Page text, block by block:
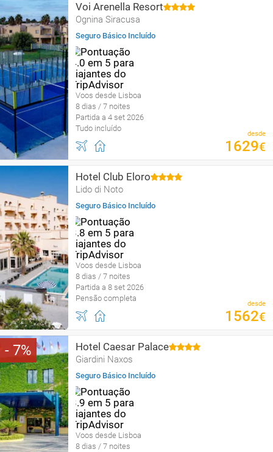
Voi Arenella Resort
Ognina Siracusa
Seguro Básico Incluído
Voos desde Lisboa
8 dias / 7 noites
Partida a 4 set 2026
Tudo incluído
desde
1629€
Hotel Club Eloro
Lido di Noto
Seguro Básico Incluído
Voos desde Lisboa
8 dias / 7 noites
Partida a 8 set 2026
Pensão completa
desde
1562€
7 Hotel Caesar Palace
Giardini Naxos
Seguro Básico Incluído
Voos desde Lisboa
8 dias / 7 noites